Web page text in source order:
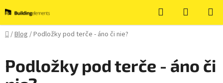
na
obsah
Hľadať
KOŠÍK
Domov
/Blog /Podložky pod terče - áno či nie?
Podložky pod terče - áno či